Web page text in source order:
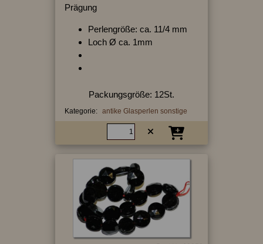
Prägung
Perlengröße: ca. 11/4 mm
Loch Ø ca. 1mm
Packungsgröße: 12St.
Kategorie: antike Glasperlen sonstige